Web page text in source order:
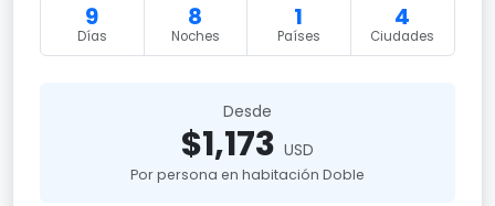
9
Días
8
Noches
1
Países
4
Ciudades
Desde
$1,173 USD
Por persona en habitación Doble